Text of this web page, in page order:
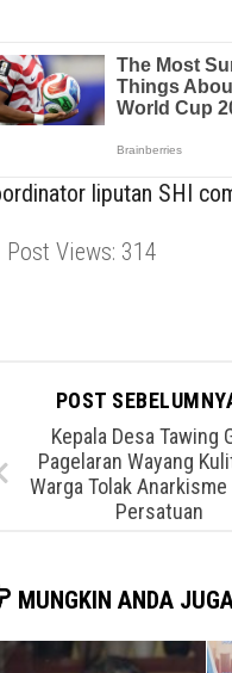
liputan SHI
Post Views: 314
POST
Kepala Desa Tawing
Pagelaran Wayang
Warga Tolak Anarkisme
Persatuan
MUNGKIN ANDA